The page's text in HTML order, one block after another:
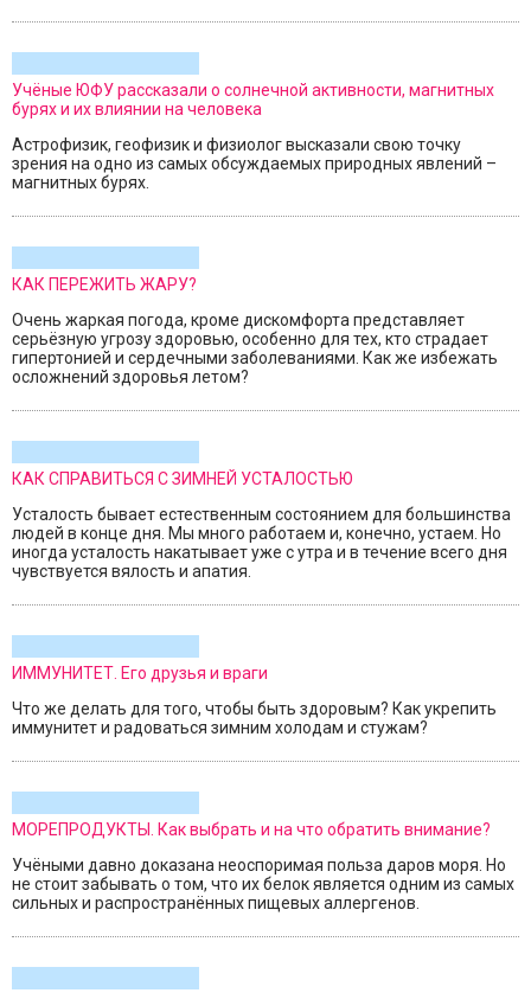
Учёные ЮФУ рассказали о солнечной активности, магнитных
бурях и их влиянии на человека
Астрофизик, геофизик и физиолог высказали свою точку
зрения на одно из самых обсуждаемых природных явлений –
магнитных бурях.
КАК ПЕРЕЖИТЬ ЖАРУ?
Очень жаркая погода, кроме дискомфорта представляет
серьёзную угрозу здоровью, особенно для тех, кто страдает
гипертонией и сердечными заболеваниями. Как же избежать
осложнений здоровья летом?
КАК СПРАВИТЬСЯ С ЗИМНЕЙ УСТАЛОСТЬЮ
Усталость бывает естественным состоянием для большинства
людей в конце дня. Мы много работаем и, конечно, устаем. Но
иногда усталость накатывает уже с утра и в течение всего дня
чувствуется вялость и апатия.
ИММУНИТЕТ. Его друзья и враги
Что же делать для того, чтобы быть здоровым? Как укрепить
иммунитет и радоваться зимним холодам и стужам?
МОРЕПРОДУКТЫ. Как выбрать и на что обратить внимание?
Учёными давно доказана неоспоримая польза даров моря. Но
не стоит забывать о том, что их белок является одним из самых
сильных и распространённых пищевых аллергенов.